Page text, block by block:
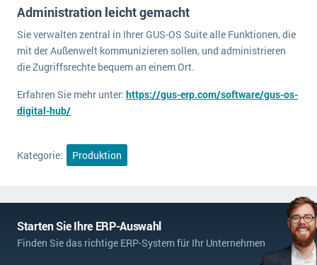
SAP übernimmt Reltio für eine bessere
Datenintegration
SAP investiert mit zwei strategischen Übernahmen in Enterprise-KI
NACHRICHTENARCHIV
Administration leicht gemacht
Sie verwalten zentral in Ihrer GUS-OS Suite alle Funktionen, die
mit der Außenwelt kommunizieren sollen, und administrieren
die Zugriffsrechte bequem an einem Ort.
Erfahren Sie mehr unter: https://gus-erp.com/software/gus-os-
digital-hub/
Kategorie: Produktion
Starten Sie Ihre ERP-Auswahl
Finden Sie das richtige ERP-System für Ihr Unternehmen